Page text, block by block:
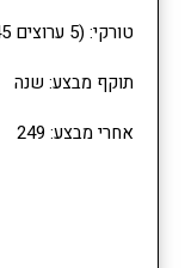
טורקי: (5 ערוצים 45שח ) (VOD 22שח )
תוקף מבצע: שנה
אחרי מבצע: 249